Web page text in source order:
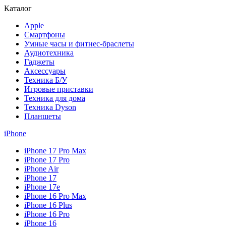
Каталог
Apple
Смартфоны
Умные часы и фитнес-браслеты
Аудиотехника
Гаджеты
Аксессуары
Техника Б/У
Игровые приставки
Техника для дома
Техника Dyson
Планшеты
iPhone
iPhone 17 Pro Max
iPhone 17 Pro
iPhone Air
iPhone 17
iPhone 17e
iPhone 16 Pro Max
iPhone 16 Plus
iPhone 16 Pro
iPhone 16